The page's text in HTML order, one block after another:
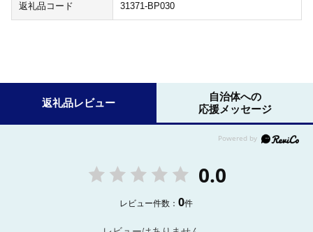
返礼品コード 31371-BP030
返礼品レビュー
自治体への
応援メッセージ
0.0
レビュー件数：0件